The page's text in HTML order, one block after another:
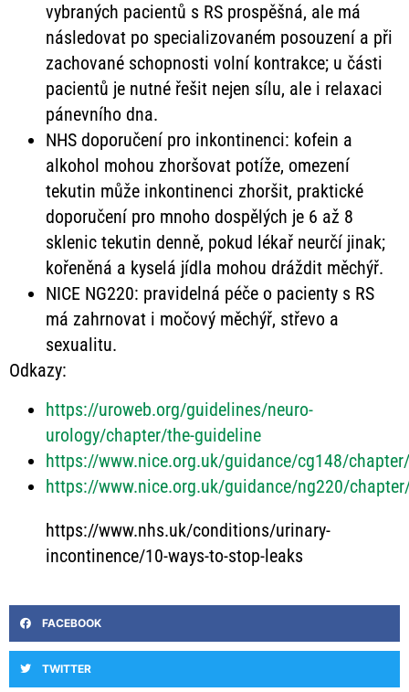
vybraných pacientů s RS prospěšná, ale má
následovat po specializovaném posouzení a při
zachované schopnosti volní kontrakce; u části
pacientů je nutné řešit nejen sílu, ale i relaxaci
pánevního dna.
NHS doporučení pro inkontinenci: kofein a
alkohol mohou zhoršovat potíže, omezení
tekutin může inkontinenci zhoršit, praktické
doporučení pro mnoho dospělých je 6 až 8
sklenic tekutin denně, pokud lékař neurčí jinak;
kořeněná a kyselá jídla mohou dráždit měchýř.
NICE NG220: pravidelná péče o pacienty s RS
má zahrnovat i močový měchýř, střevo a
sexualitu.
Odkazy:
https://uroweb.org/guidelines/neuro-
urology/chapter/the-guideline
https://www.nice.org.uk/guidance/cg148/
https://www.nice.org.uk/guidance/ng220/
https://www.nhs.uk/conditions/urinary-
incontinence/10-ways-to-stop-leaks
FACEBOOK
TWITTER